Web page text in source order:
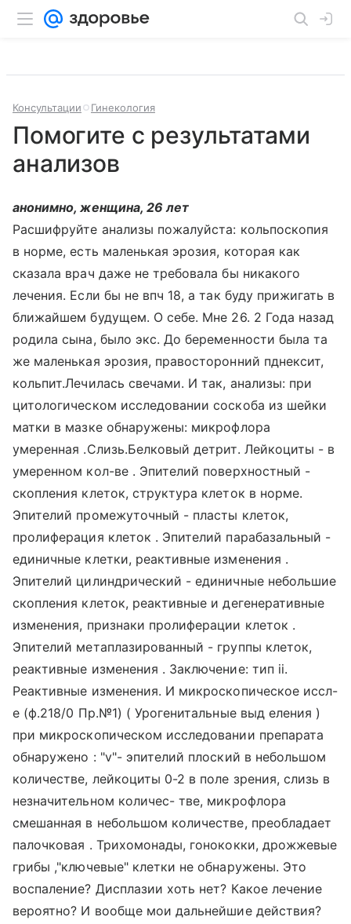
Консультации Гинекология
Помогите с результатами
анализов
анонимно, женщина, 26 лет
Расшифруйте анализы пожалуйста: кольпоскопия
в норме, есть маленькая эрозия, которая как
сказала врач даже не требовала бы никакого
лечения. Если бы не впч 18, а так буду прижигать в
ближайшем будущем. О себе. Мне 26. 2 Года назад
родила сына, было экс. До беременности была та
же маленькая эрозия, правосторонний пднексит,
кольпит.Лечилась свечами. И так, анализы: при
цитологическом исследовании соскоба из шейки
матки в мазке обнаружены: микрофлора
умеренная .Слизь.Белковый детрит. Лейкоциты - в
умеренном кол-ве . Эпителий поверхностный -
скопления клеток, структура клеток в норме.
Эпителий промежуточный - пласты клеток,
пролиферация клеток . Эпителий парабазальный -
единичные клетки, реактивные изменения .
Эпителий цилиндрический - единичные небольшие
скопления клеток, реактивные и дегенеративные
изменения, признаки пролиферации клеток .
Эпителий метаплазированный - группы клеток,
реактивные изменения . Заключение: тип ii.
Реактивные изменения. И микроскопическое иссл-
е (ф.218/0 Пр.№1) ( Урогенитальные выд еления )
при микроскопическом исследовании препарата
обнаружено : "v"- эпителий плоский в небольшом
количестве, лейкоциты 0-2 в поле зрения, слизь в
незначительном количес- тве, микрофлора
смешанная в небольшом количестве, преобладает
палочковая . Трихомонады, гонококки, дрожжевые
грибы ,"ключевые" клетки не обнаружены. Это
воспаление? Дисплазии хоть нет? Какое лечение
вероятно? И вообще мои дальнейшие действия?